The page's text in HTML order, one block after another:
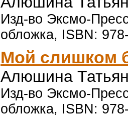
Изд-во Эксмо-
обложка, ISBN:
Мой слишком
Алюшина
Изд-во Эксмо-
обложка, ISBN: